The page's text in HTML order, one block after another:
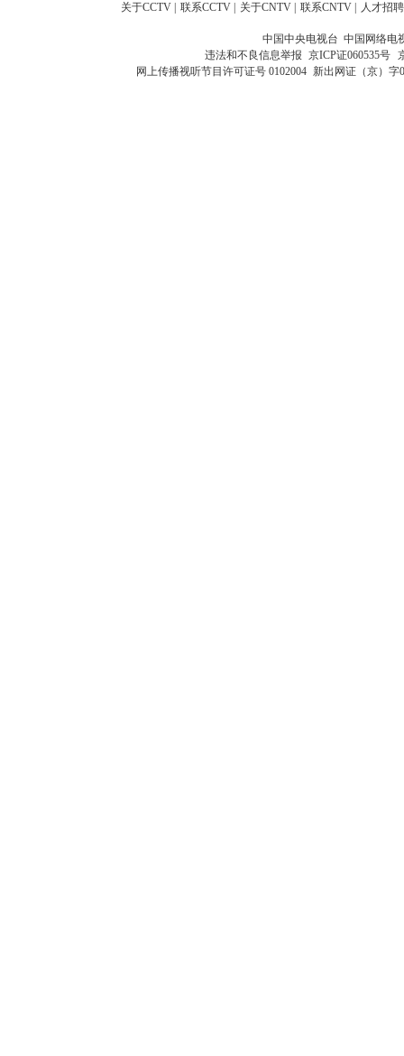
关于CCTV 联系CCTV 关于CNTV 联系CNTV 人才招聘
中国中央电视台 中国网络电
违法和不良信息举报 京ICP证060535号
网上传播视听节目许可证号 0102004 新出网证（京）